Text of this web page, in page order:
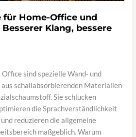
Home-Office und
Klang, bessere
sind spezielle Wand- und
schallabsorbierenden Materialien
Sie schlucken
die Sprachverständlichkeit
reduzieren die allgemeine
maßgeblich. Warum